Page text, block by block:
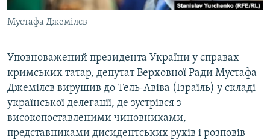
УКРАЇНСЬКА ПРОБЛЕМА КРИМУ
ІНФОГРАФІКА
ДОЛУЧАЙСЯ!
Усі сайти RFE/RL
Мустафа Джемілєв
Уповноважений президента України у справах
кримських татар, депутат Верховної Ради Мустафа
Джемілєв вирушив до Тель-Авіва (Ізраїль) у складі
української делегації, де зустрівся з
високопоставленими чиновниками,
представниками дисидентських рухів і розповів